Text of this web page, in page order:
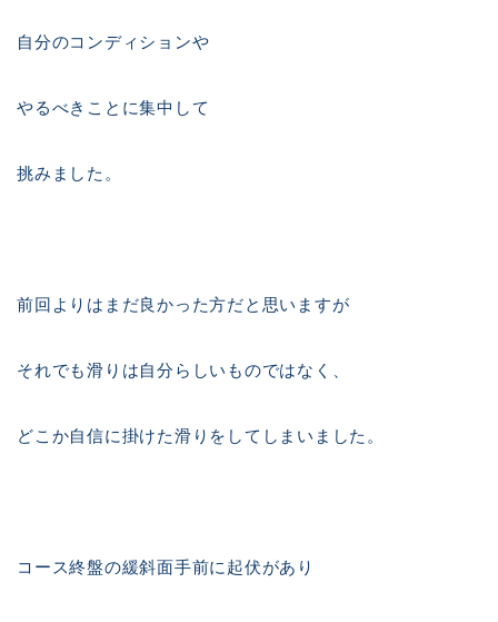
自分のコンディションや
やるべきことに集中して
挑みました。
前回よりはまだ良かった方だと思いますが
それでも滑りは自分らしいものではなく、
どこか自信に掛けた滑りをしてしまいました。
コース終盤の緩斜面手前に起伏があり